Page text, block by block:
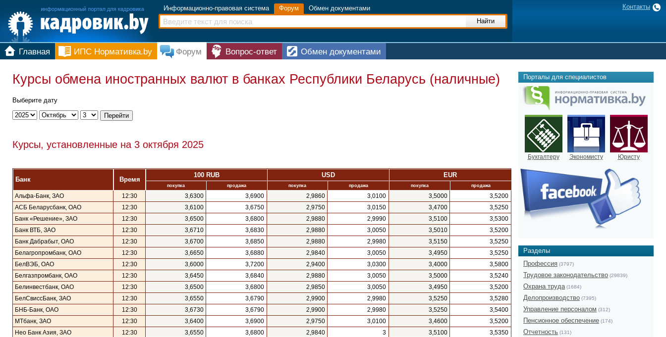
Информационно-правовая система Форум Обмен документами Контакты
Главная ИПС Нормативка.by Форум Вопрос-ответ Обмен документами
Курсы обмена иностранных валют в банках Республики Беларусь (наличные)
Выберите дату
Курсы, установленные на 3 октября 2025
Банк Время
100 RUB USD EUR
покупка продажа покупка продажа покупка продажа
Альфа-Банк, ЗАО 12:30 3,6300 3,6900 2,9860 3,0100 3,5000
3,5200
АСБ Беларусбанк, ОАО
12:30 3,6100 3,6750 2,9750 3,0150 3,4700
3,5250
Банк «Решение», ЗАО
12:30 3,6500 3,6800 2,9880 2,9990 3,5100
3,5300
Банк ВТБ, ЗАО
12:30 3,6710 3,6830 2,9880 3,0050 3,5010
3,5200
Банк Дабрабыт, ОАО
12:30 3,6700 3,6850 2,9880 2,9980 3,5150
3,5250
Белагропромбанк, ОАО
12:30 3,6650 3,6880 2,9840 3,0050 3,4950
3,5250
БелВЭБ, ОАО
12:30 3,6000 3,7200 2,9400 3,0300 3,4000
3,5800
Белгазпромбанк, ОАО
12:30 3,6450 3,6840 2,9880 3,0050 3,5000
3,5240
Белинвестбанк, ОАО
12:30 3,6500 3,6800 2,9850 3,0050 3,4950
3,5200
БелСвиссБанк, ЗАО
12:30 3,6550 3,6790 2,9900 2,9980 3,5250
3,5280
БНБ-Банк, ОАО
12:30 3,6730 3,6790 2,9900 2,9980 3,5250
3,5400
МТбанк, ЗАО
12:30 3,6400 3,6900 2,9750 3,0100 3,4600
3,5200
Нео Банк Азия, ЗАО
12:30 3,6550 3,6800 2,9840 3 3,5100
3,5350
Порталы для специалистов
Бухгалтеру Экономисту Юристу
Разделы
Профессия (3797)
Трудовое законодательство (29839)
Охрана труда(1684)
Делопроизводство (7395)
Управление персоналом (312)
Пенсионное обеспечение (174)
Отчетность (131)